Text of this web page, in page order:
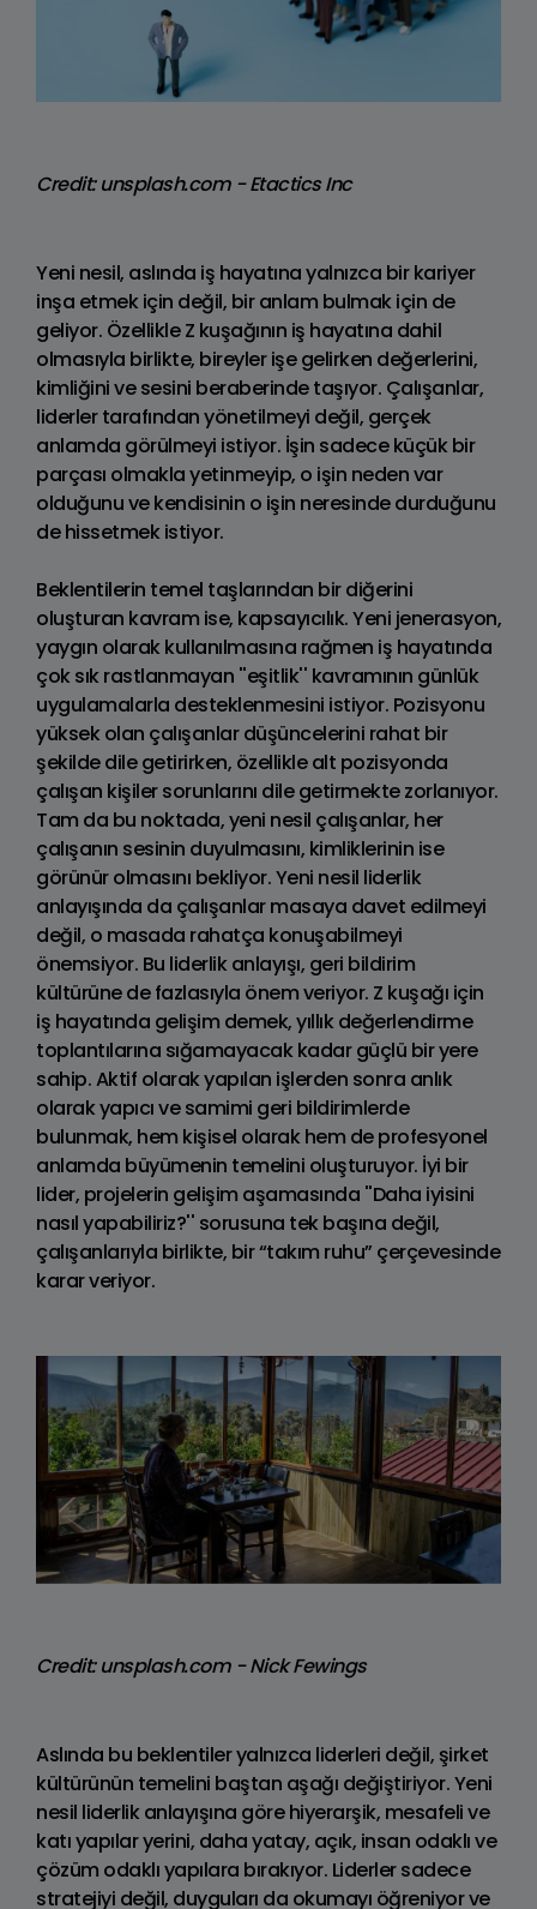
Credit: unsplash.com - Etactics Inc
Yeni nesil, aslında iş hayatına yalnızca bir kariyer
inşa etmek için değil, bir anlam bulmak için de
geliyor. Özellikle Z kuşağının iş hayatına dahil
olmasıyla birlikte, bireyler işe gelirken değerlerini,
kimliğini ve sesini beraberinde taşıyor. Çalışanlar,
liderler tarafından yönetilmeyi değil, gerçek
anlamda görülmeyi istiyor. İşin sadece küçük bir
parçası olmakla yetinmeyip, o işin neden var
olduğunu ve kendisinin o işin neresinde durduğunu
de hissetmek istiyor.
Beklentilerin temel taşlarından bir diğerini
oluşturan kavram ise, kapsayıcılık. Yeni jenerasyon,
yaygın olarak kullanılmasına rağmen iş hayatında
çok sık rastlanmayan ''eşitlik'' kavramının günlük
uygulamalarla desteklenmesini istiyor. Pozisyonu
yüksek olan çalışanlar düşüncelerini rahat bir
şekilde dile getirirken, özellikle alt pozisyonda
çalışan kişiler sorunlarını dile getirmekte zorlanıyor.
Tam da bu noktada, yeni nesil çalışanlar, her
çalışanın sesinin duyulmasını, kimliklerinin ise
görünür olmasını bekliyor. Yeni nesil liderlik
anlayışında da çalışanlar masaya davet edilmeyi
değil, o masada rahatça konuşabilmeyi
önemsiyor. Bu liderlik anlayışı, geri bildirim
kültürüne de fazlasıyla önem veriyor. Z kuşağı için
iş hayatında gelişim demek, yıllık değerlendirme
toplantılarına sığamayacak kadar güçlü bir yere
sahip. Aktif olarak yapılan işlerden sonra anlık
olarak yapıcı ve samimi geri bildirimlerde
bulunmak, hem kişisel olarak hem de profesyonel
anlamda büyümenin temelini oluşturuyor. İyi bir
lider, projelerin gelişim aşamasında ''Daha iyisini
nasıl yapabiliriz?'' sorusuna tek başına değil,
çalışanlarıyla birlikte, bir “takım ruhu” çerçevesinde
karar veriyor.
Credit: unsplash.com - Nick Fewings
Aslında bu beklentiler yalnızca liderleri değil, şirket
kültürünün temelini baştan aşağı değiştiriyor. Yeni
nesil liderlik anlayışına göre hiyerarşik, mesafeli ve
katı yapılar yerini, daha yatay, açık, insan odaklı ve
çözüm odaklı yapılara bırakıyor. Liderler sadece
stratejiyi değil, duyguları da okumayı öğreniyor ve